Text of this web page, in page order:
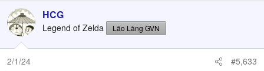
HCG
Legend of Zelda Lão Làng GVN
2/1/24 #5,633